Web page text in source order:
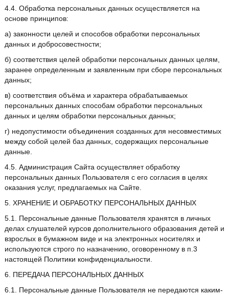
4.4. Обработка персональных данных осуществляется на
основе принципов:
а) законности целей и способов обработки персональных
данных и добросовестности;
б) соответствия целей обработки персональных данных целям,
заранее определенным и заявленным при сборе персональных
данных;
в) соответствия объёма и характера обрабатываемых
персональных данных способам обработки персональных
данных и целям обработки персональных данных;
г) недопустимости объединения созданных для несовместимых
между собой целей баз данных, содержащих персональные
данные.
4.5. Администрация Сайта осуществляет обработку
персональных данных Пользователя с его согласия в целях
оказания услуг, предлагаемых на Сайте.
5. ХРАНЕНИЕ И ОБРАБОТКУ ПЕРСОНАЛЬНЫХ ДАННЫХ
5.1. Персональные данные Пользователя хранятся в личных
делах слушателей курсов дополнительного образования детей и
взрослых в бумажном виде и на электронных носителях и
используются строго по назначению, оговоренному в п.3
настоящей Политики конфиденциальности.
6. ПЕРЕДАЧА ПЕРСОНАЛЬНЫХ ДАННЫХ
6.1. Персональные данные Пользователя не передаются каким-